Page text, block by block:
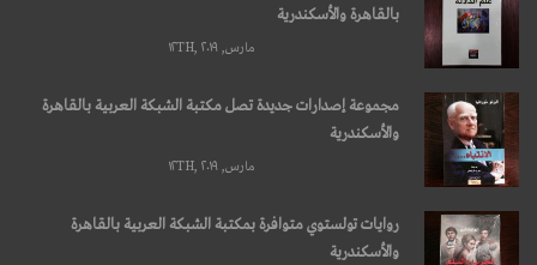
بالقاهرة والأسكندرية
مارس, ۱۲TH, ۲۰۱۹
مجموعة إصدارات جديدة تصل مكتبة الشبكة العربية بالقاهرة
والأسكندرية
مارس, ۱۲TH, ۲۰۱۹
روايات تولستوي متوافرة بمكتبة الشبكة العربية بالقاهرة
والأسكندرية